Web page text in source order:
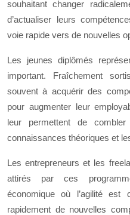
souhaitant changer
d’actualiser leurs
voie rapide vers de nouvelles
Les jeunes diplômés
important. Fraîchement
souvent à acquérir des
pour augmenter leur
leur permettent de
connaissances théoriques et
Les entrepreneurs et les
attirés par ces
économique où l’agilité est
rapidement de nouvelles